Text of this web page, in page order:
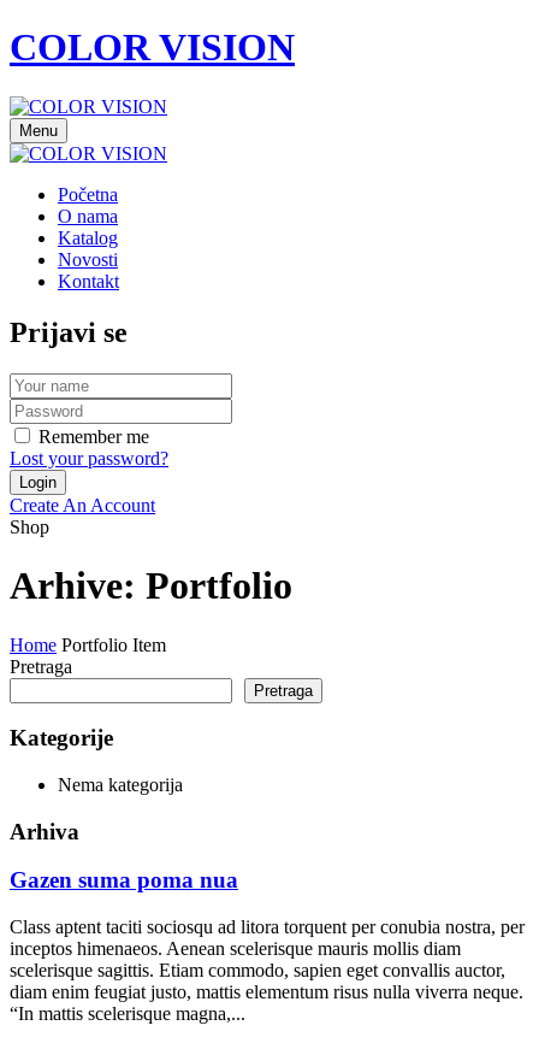
COLOR VISION
Menu
Početna
O nama
Katalog
Novosti
Kontakt
Prijavi se
Remember me
Lost your password?
Create An Account
Shop
Arhive: Portfolio
Home Portfolio Item
Pretraga
Pretraga
Kategorije
Nema kategorija
Arhiva
Gazen suma poma nua
Class aptent taciti sociosqu ad litora torquent per conubia nostra, per
inceptos himenaeos. Aenean scelerisque mauris mollis diam
scelerisque sagittis. Etiam commodo, sapien eget convallis auctor,
diam enim feugiat justo, mattis elementum risus nulla viverra neque.
“In mattis scelerisque magna,...